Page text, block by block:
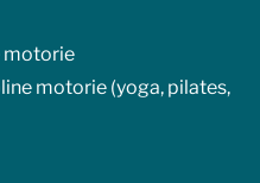
motorie
motorie (yoga, pilates,